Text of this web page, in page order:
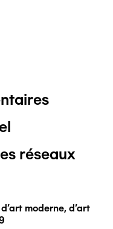
réseaux
moderne, d'art